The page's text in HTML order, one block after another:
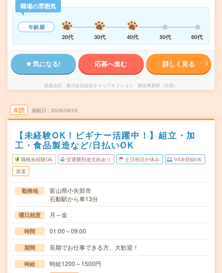
職場の雰囲気
年齢層
20代
30代 40代 50代 60代
気になる! 応募へ進む 詳しく見る
派遣会社 株式会社綜合キャリアオプション 製造事業部（全国）
未読 掲載日 2026/08/05
【未経験OK！ビギナー活躍中！】組立・加
工・食品製造など/日払いOK
職種未経験OK 交通費別途支給あり 土日祝日が休み WEB登録OK
派遣
勤務地
富山県小矢部市
石動駅から車13分
曜日頻度 月～金
時間 01:00～09:00
期間 長期でお仕事できる方、大歓迎！
時給 時給1200～1500円